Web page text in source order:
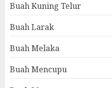
Buah Kuning Telur
Buah Larak
Buah Melaka
Buah Mencupu